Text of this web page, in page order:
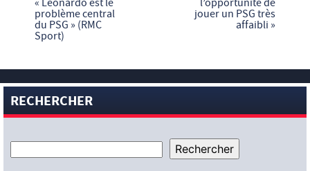
« Leonardo est le
problème central
du PSG » (RMC
Sport)
l’opportunité de
jouer un PSG très
affaibli »
RECHERCHER